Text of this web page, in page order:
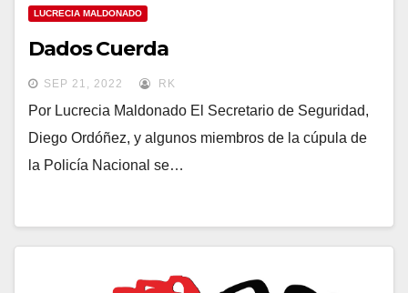
LUCRECIA MALDONADO
Dados Cuerda
SEP 21, 2022 RK
Por Lucrecia Maldonado El Secretario de Seguridad,
Diego Ordóñez, y algunos miembros de la cúpula de
la Policía Nacional se…